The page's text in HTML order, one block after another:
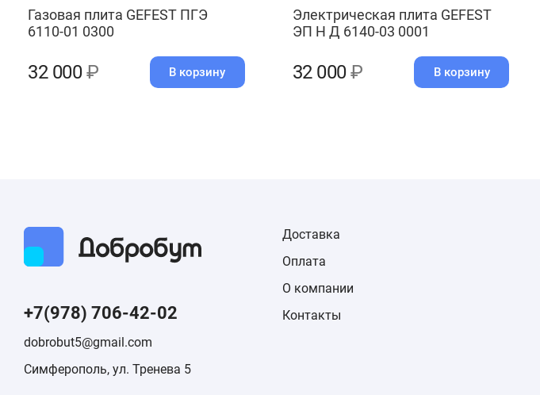
Газовая плита GEFEST ПГЭ
6110-01 0300
32 000₽ В корзину
Электрическая плита GEFEST
ЭП Н Д 6140-03 0001
32 000₽ В корзину
+7(978) 706-42-02
dobrobut5@gmail.com
Симферополь, ул. Тренева 5
Доставка
Оплата
О компании
Контакты